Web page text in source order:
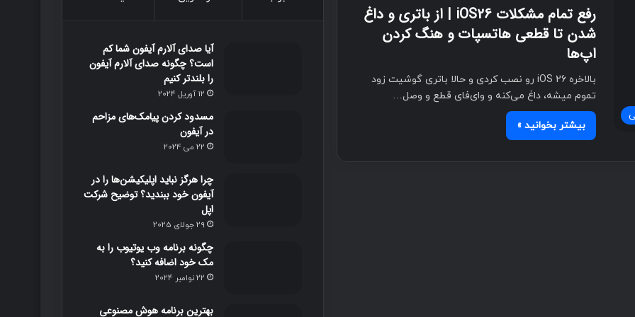
رفع تمام مشکلات iOS26 | از باتری و داغ
شدن تا قطعی هاتسپات و هنگ کردن
اپ‌ها
بالاخره iOS 26 رو نصب کردی و حالا باتری گوشیت زود
تموم میشه، داغ می‌کنه و وای‌فای قطع و وصل…
بیشتر بخوانید »
ب
ا
گ
ر
ا
م
آیا صدای آلارم آیفون شما کم
است؟ چگونه صدای آلارم آیفون
را بلندتر کنیم
12 آوریل 2024
مسدود کردن پیامک‌های مزاحم
در آیفون
22 می 2024
چرا هرگز نباید اپلیکیشن‌ها را در
آیفون خود ببندید؟ توضیح شرکت
اپل
29 جولای 2025
چگونه برنامه وب یوتیوب را به
مک خود اضافه کنید؟
22 نوامبر 2024
بهترین برنامه‌ هوش مصنوعی